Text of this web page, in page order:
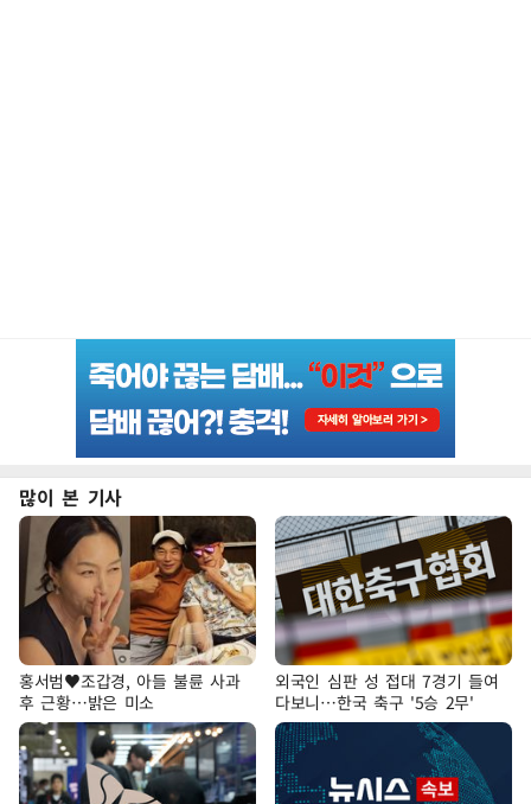
많이 본 기사
홍서범♥조갑경, 아들 불륜 사과
후 근황…밝은 미소
외국인 심판 성 접대 7경기 들여
다보니…한국 축구 '5승 2무'